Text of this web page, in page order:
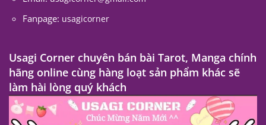
Fanpage: usagicorner
Usagi Corner chuyên bán bài Tarot, Manga chính
hãng online cùng hàng loạt sản phẩm khác sẽ
làm hài lòng quý khách